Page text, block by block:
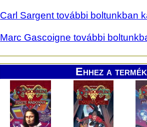
Carl Sargent további boltunkban
Marc Gascoigne további
Ehhez a